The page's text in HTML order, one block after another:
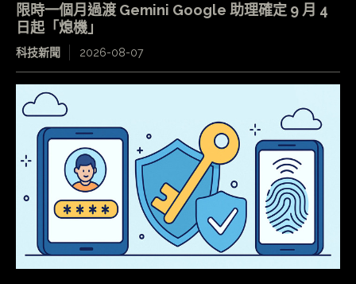
限時一個月過渡 Gemini Google 助理確定 9 月 4
日起「熄機」
科技新聞 2026-08-07